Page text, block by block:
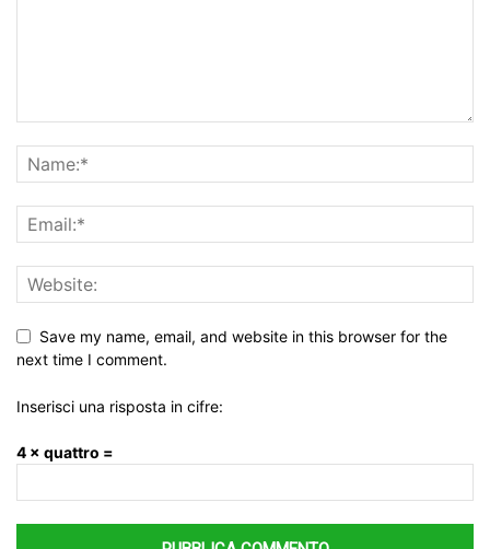
Save my name, email, and website in this browser for the
next time I comment.
Inserisci una risposta in cifre:
4 × quattro =